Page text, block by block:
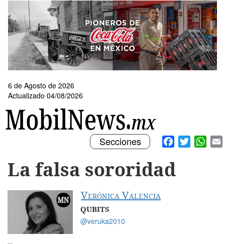
contenido
principal
6 de Agosto de 2026
Actualizado 04/08/2026
Facebook
Twitter
Toggle
navigation
Secciones
La falsa sororidad
Verónica Valencia
QUBITS
@veruka2010